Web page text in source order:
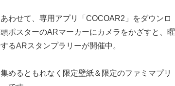
わせて、専用アプリ「COCOAR2」をダウンロ
ポスターのARマーカーにカメラをかざすと、曜
るARスタンプラリーが開催中。
めるともれなく限定壁紙＆限定のファミマプリ